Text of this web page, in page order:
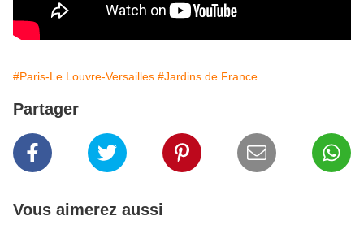
#Paris-Le Louvre-Versailles #Jardins de France
Partager
Vous aimerez aussi